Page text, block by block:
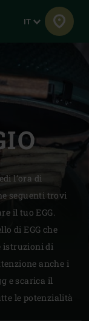
Lingua
IT
l’ora di
seguenti trovi
il tuo EGG.
di EGG che
istruzioni di
anche i
e scarica il
le potenzialità